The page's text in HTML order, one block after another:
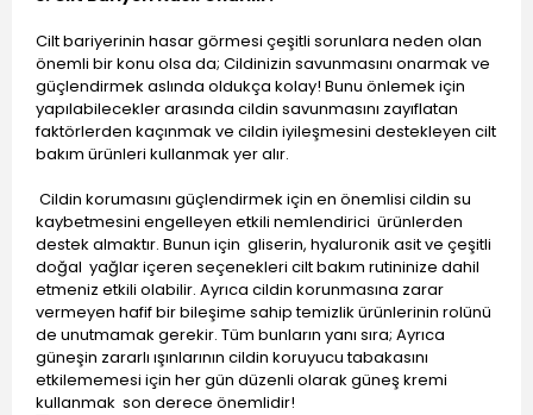
Cilt bariyerinin hasar görmesi çeşitli sorunlara neden olan
önemli bir konu olsa da; Cildinizin savunmasını onarmak ve
güçlendirmek aslında oldukça kolay! Bunu önlemek için
yapılabilecekler arasında cildin savunmasını zayıflatan
faktörlerden kaçınmak ve cildin iyileşmesini destekleyen cilt
bakım ürünleri kullanmak yer alır.
Cildin korumasını güçlendirmek için en önemlisi cildin su
kaybetmesini engelleyen etkili nemlendirici ürünlerden
destek almaktır. Bunun için gliserin, hyaluronik asit ve çeşitli
doğal yağlar içeren seçenekleri cilt bakım rutininize dahil
etmeniz etkili olabilir. Ayrıca cildin korunmasına zarar
vermeyen hafif bir bileşime sahip temizlik ürünlerinin rolünü
de unutmamak gerekir. Tüm bunların yanı sıra; Ayrıca
güneşin zararlı ışınlarının cildin koruyucu tabakasını
etkilememesi için her gün düzenli olarak güneş kremi
kullanmak son derece önemlidir!